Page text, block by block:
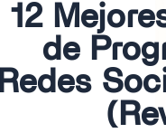
12
de
Redes